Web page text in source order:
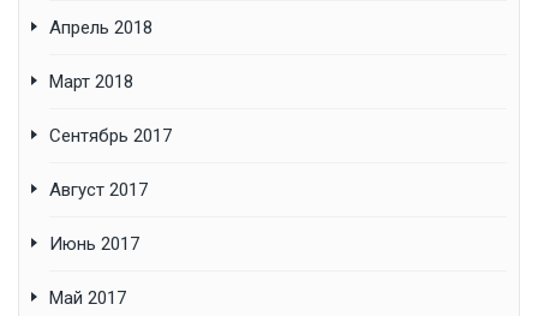
Апрель 2018
Март 2018
Сентябрь 2017
Август 2017
Июнь 2017
Май 2017